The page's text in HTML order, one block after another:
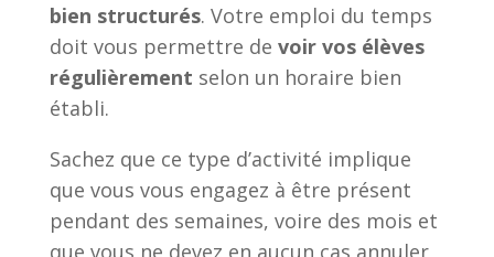
bien structurés. Votre emploi du temps
doit vous permettre de voir vos élèves
régulièrement selon un horaire bien
établi.
Sachez que ce type d’activité implique
que vous vous engagez à être présent
pendant des semaines, voire des mois et
que vous ne devez en aucun cas annuler